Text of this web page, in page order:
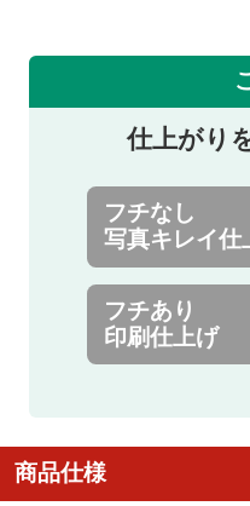
仕上がり
フチなし
写真キレイ仕
フチあり
印刷仕上げ
商品仕様